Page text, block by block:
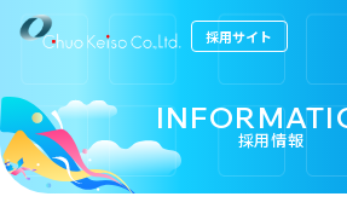
採用サイト
ホーム
採用情報